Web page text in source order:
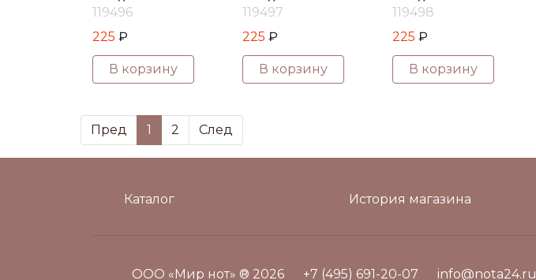
119496
225 ₽
В корзину
119497
225 ₽
В корзину
119498
225 ₽
В корзину
Пред 1 2 След
Каталог История магазина
ООО «Мир нот» ® 2026 +7 (495) 691-20-07 info@nota24.ru